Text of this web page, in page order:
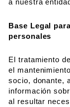
a nuestra
Base Legal
personales
El tratamiento
el
socio, donante,
información
al resultar